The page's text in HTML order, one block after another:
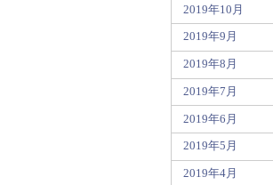
2019年10月
2019年9月
2019年8月
2019年7月
2019年6月
2019年5月
2019年4月